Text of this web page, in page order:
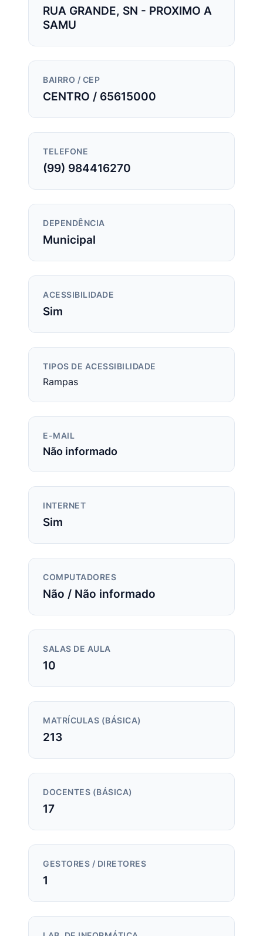
RUA GRANDE, SN - PROXIMO A
SAMU
BAIRRO / CEP
CENTRO / 65615000
TELEFONE
(99) 984416270
DEPENDÊNCIA
Municipal
ACESSIBILIDADE
Sim
TIPOS DE ACESSIBILIDADE
Rampas
E-MAIL
Não informado
INTERNET
Sim
COMPUTADORES
Não / Não informado
SALAS DE AULA
10
MATRÍCULAS (BÁSICA)
213
DOCENTES (BÁSICA)
17
GESTORES / DIRETORES
1